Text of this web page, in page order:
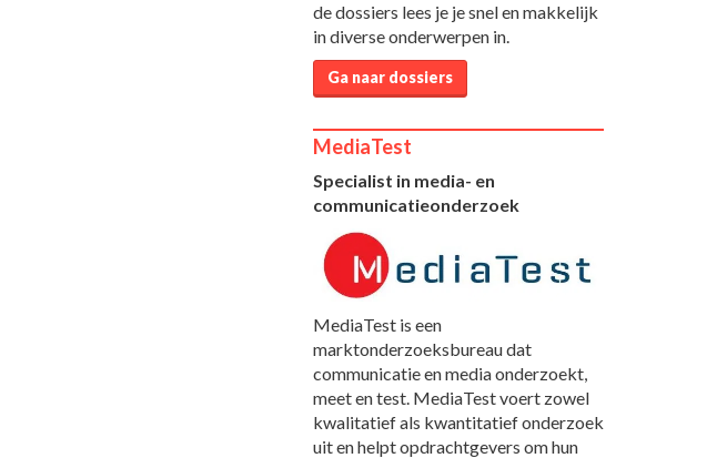
de dossiers lees je je snel en makkelijk
in diverse onderwerpen in.
Ga naar dossiers
MediaTest
Specialist in media- en
communicatieonderzoek
MediaTest is een
marktonderzoeksbureau dat
communicatie en media onderzoekt,
meet en test. MediaTest voert zowel
kwalitatief als kwantitatief onderzoek
uit en helpt opdrachtgevers om hun